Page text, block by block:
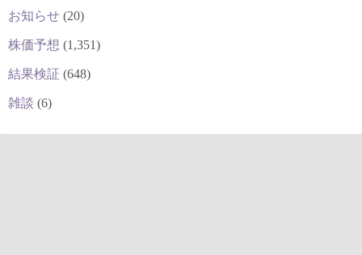
お知らせ (20)
株価予想 (1,351)
結果検証 (648)
雑談 (6)